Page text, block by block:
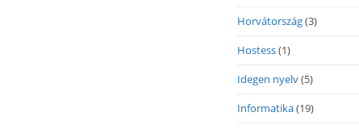
Horvátország(3)
Hostess(1)
Idegen nyelv(5)
Informatika(19)